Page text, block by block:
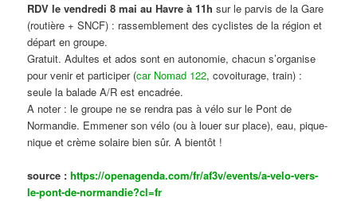
RDV le vendredi 8 mai au Havre à 11h sur le parvis de la Gare
(routière + SNCF) : rassemblement des cyclistes de la région et
départ en groupe.
Gratuit. Adultes et ados sont en autonomie, chacun s’organise
pour venir et participer (car Nomad 122, covoiturage, train) :
seule la balade A/R est encadrée.
A noter : le groupe ne se rendra pas à vélo sur le Pont de
Normandie. Emmener son vélo (ou à louer sur place), eau, pique-
nique et crème solaire bien sûr. A bientôt !
source :https://openagenda.com/fr/af3v/events/a-velo-vers-
le-pont-de-normandie?cl=fr